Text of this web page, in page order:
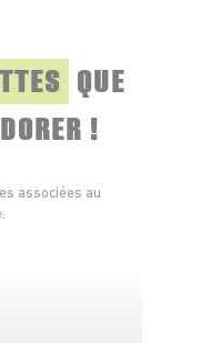
QUE
!
associées au